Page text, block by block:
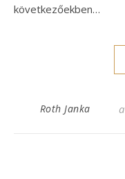
következőekben…
Roth Janka